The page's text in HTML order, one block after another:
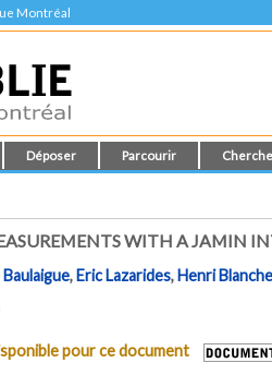
Montréal
Déposer Parcourir
WITH A JAMIN
,Eric Lazarides,Henri
pour ce document